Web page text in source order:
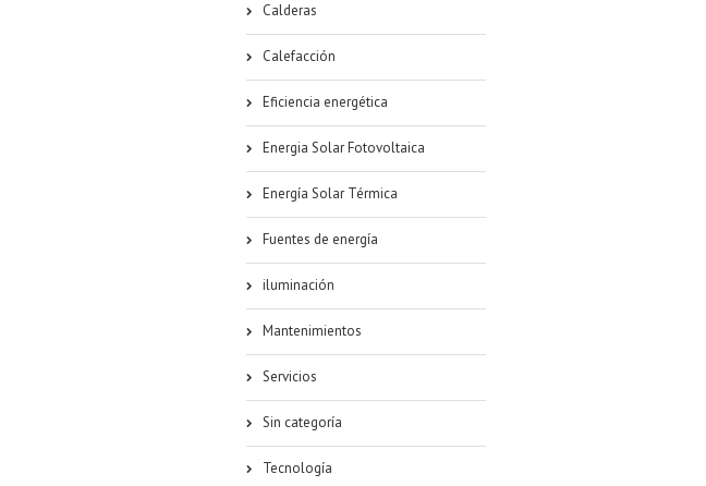
Calderas
Calefacción
Eficiencia energética
Energia Solar Fotovoltaica
Energía Solar Térmica
Fuentes de energía
iluminación
Mantenimientos
Servicios
Sin categoría
Tecnología